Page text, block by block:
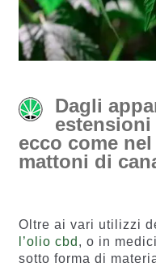
Dagli
ecco come
mattoni di
Oltre ai vari utilizzi
l’olio cbd , o in
sotto forma di